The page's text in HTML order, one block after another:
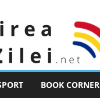
BOOK CORNER